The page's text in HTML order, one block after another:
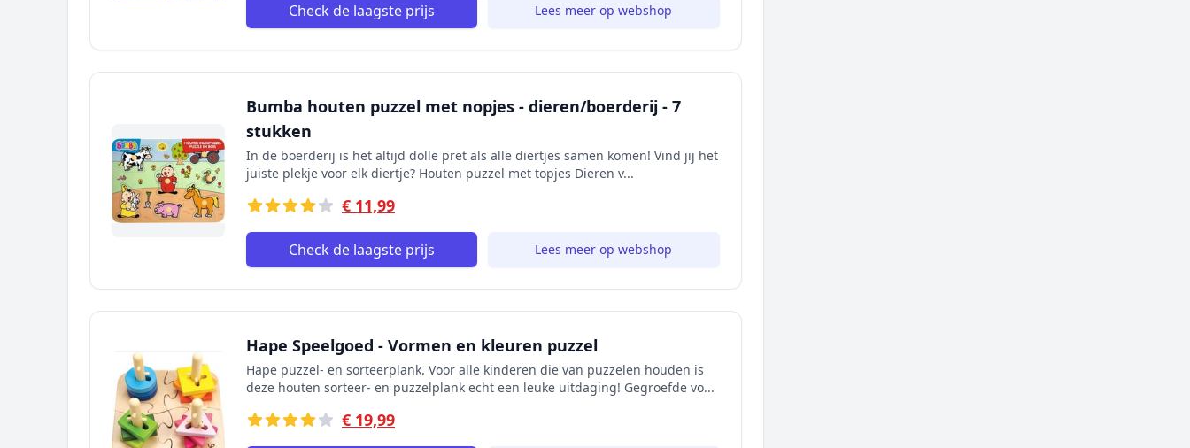
Check de laagste prijs Lees meer op webshop
Bumba houten puzzel met nopjes - dieren/boerderij - 7
stukken
In de boerderij is het altijd dolle pret als alle diertjes samen komen! Vind jij het
juiste plekje voor elk diertje? Houten puzzel met topjes Dieren v...
€ 11,99
Check de laagste prijs Lees meer op webshop
Hape Speelgoed - Vormen en kleuren puzzel
Hape puzzel- en sorteerplank. Voor alle kinderen die van puzzelen houden is
deze houten sorteer- en puzzelplank echt een leuke uitdaging! Gegroefde vo...
€ 19,99